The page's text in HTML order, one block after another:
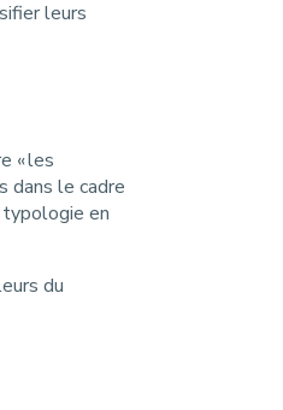
leurs
« les
dans le cadre
typologie en
du